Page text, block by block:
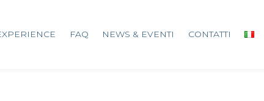
FAQ NEWS & EVENTI CONTATTI